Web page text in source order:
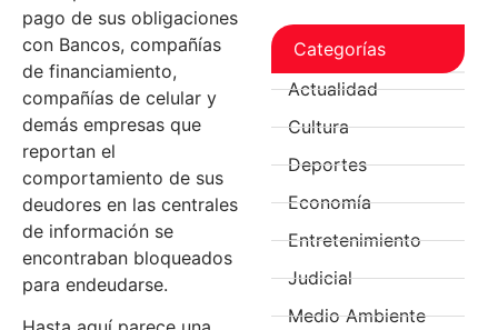
pago de sus obligaciones
con Bancos, compañías
de financiamiento,
compañías de celular y
demás empresas que
reportan el
comportamiento de sus
deudores en las centrales
de información se
encontraban bloqueados
para endeudarse.
Categorías
Actualidad
Cultura
Deportes
Economía
Entretenimiento
Judicial
Medio Ambiente